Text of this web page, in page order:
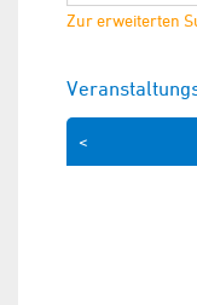
Zur erweiterten
<